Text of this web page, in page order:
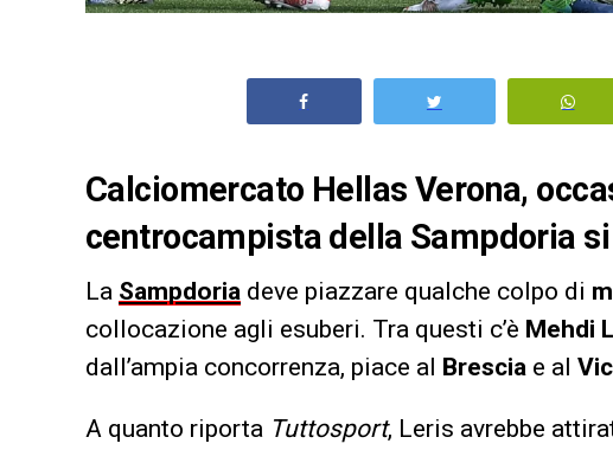
Calciomercato Hellas Verona,
centrocampista della Sampdoria
La Sampdoria deve piazzare qualche colpo di
collocazione agli esuberi. Tra questi c’è Mehdi
dall’ampia concorrenza, piace al Brescia e al
A quanto riporta Tuttosport, Leris avrebbe